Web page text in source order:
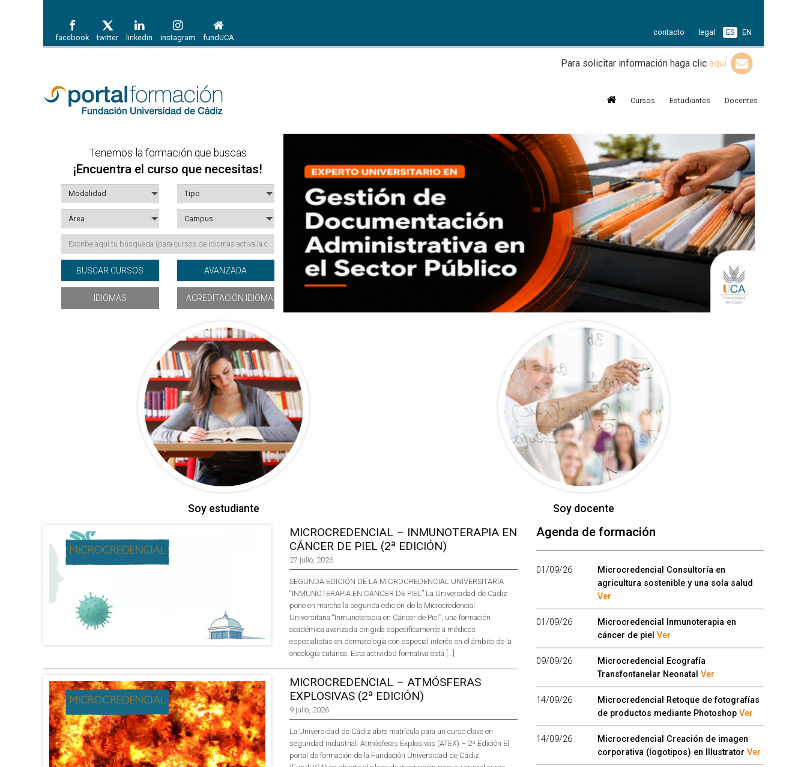
facebook twitter linkedin instagram fundUCA
contacto legal ES EN
Para solicitar información haga clicaquí
Cursos Estudiantes Docentes
Tenemos la formación que buscas
¡Encuentra el curso que necesitas!
IDIOMAS ACREDITACIÓN IDIOMAS
Soy estudiante Soy docente
MICROCREDENCIAL – INMUNOTERAPIA EN
CÁNCER DE PIEL (2ª EDICIÓN)
27 julio, 2026
SEGUNDA EDICIÓN DE LA MICROCREDENCIAL UNIVERSITARIA
“INMUNOTERAPIA EN CÁNCER DE PIEL” La Universidad de Cádiz
pone en marcha la segunda edición de la Microcredencial
Universitaria “Inmunoterapia en Cáncer de Piel”, una formación
académica avanzada dirigida específicamente a médicos
especialistas en dermatología con especial interés en el ámbito de la
oncología cutánea. Esta actividad formativa está […]
MICROCREDENCIAL – ATMÓSFERAS
EXPLOSIVAS (2ª EDICIÓN)
9 julio, 2026
La Universidad de Cádiz abre matrícula para un curso clave en
seguridad industrial: Atmósferas Explosivas (ATEX) – 2ª Edición El
portal de formación de la Fundación Universidad de Cádiz
Agenda de formación
01/09/26
Microcredencial Consultoría en
agricultura sostenible y una sola salud
Ver
01/09/26
Microcredencial Inmunoterapia en
cáncer de piel Ver
09/09/26
Microcredencial Ecografía
Transfontanelar Neonatal Ver
14/09/26
Microcredencial Retoque de fotografías
de productos mediante Photoshop Ver
14/09/26
Microcredencial Creación de imagen
corporativa (logotipos) en Illustrator Ver